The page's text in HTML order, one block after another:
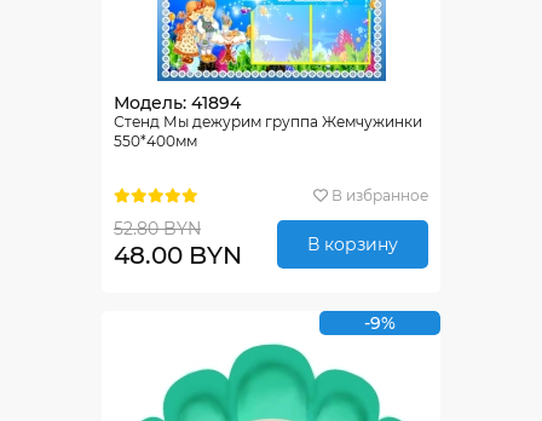
Модель: 41894
Стенд Мы дежурим группа Жемчужинки
550*400мм
В избранное
52.80 BYN
48.00 BYN В корзину
-9%